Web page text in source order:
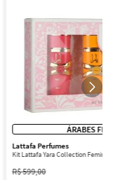
ÁRABES
Lattafa Perfumes
Kit Lattafa Yara Collection
R$599,00